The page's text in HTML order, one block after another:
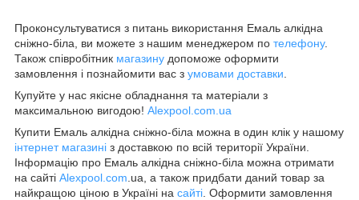
Проконсультуватися з питань використання Емаль алкідна
сніжно-біла, ви можете з нашим менеджером по телефону.
Також співробітник магазину допоможе оформити
замовлення і познайомити вас з умовами доставки
Купуйте у нас якісне обладнання та матеріали з
максимальною вигодою! Alexpool.com.ua
Купити Емаль алкідна сніжно-біла можна в один клік у нашому
інтернет магазині з доставкою по всій території України.
Інформацію про Емаль алкідна сніжно-біла можна отримати
на сайті Alexpool.com .ua, а також придбати даний товар за
найкращою ціною в Україні на сайті . Оформити замовлення